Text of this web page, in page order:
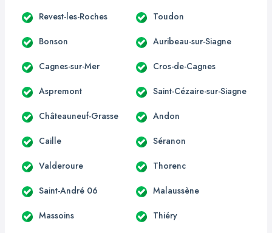
Revest-les-Roches Toudon
Bonson Auribeau-sur-Siagne
Cagnes-sur-Mer Cros-de-Cagnes
Aspremont Saint-Cézaire-sur-Siagne
Châteauneuf-Grasse Andon
Caille Séranon
Valderoure Thorenc
Saint-André 06 Malaussène
Massoins Thiéry